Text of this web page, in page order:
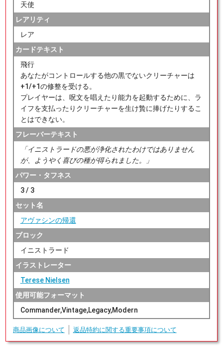
天使
レアリティ
レア
カードテキスト
飛行
あなたがコントロールする他の黒でないクリーチャーは
+1/+1の修整を受ける。
プレイヤーは、呪文を唱えたり能力を起動するために、ラ
イフを支払ったりクリーチャーを生け贄に捧げたりするこ
とはできない。
フレーバーテキスト
「イニストラードの悪が浄化されたわけではありません
が、ようやく喜びの種が得られました。」
パワー・タフネス
3 / 3
セット名
アヴァシンの帰還
ブロック
イニストラード
イラストレーター
Terese Nielsen
使用可能フォーマット
Commander,Vintage,Legacy,Modern
商品画像について 返品特約に関する重要事項について